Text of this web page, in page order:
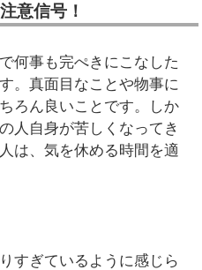
意信号！
何事も完ぺきにこなした
。真面目なことや物事に
ろん良いことです。しか
人自身が苦しくなってき
は、気を休める時間を適
すぎているように感じら